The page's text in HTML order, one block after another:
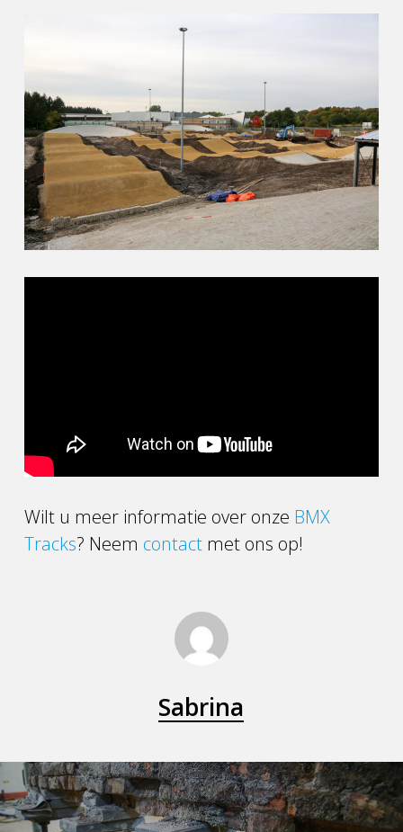
Wilt u meer informatie over onze BMX
Tracks? Neem contactmet ons op!
Sabrina